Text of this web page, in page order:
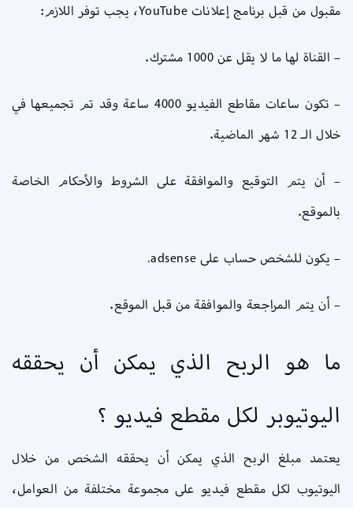
مقبول من قبل برنامج إعلانات YouTube، يجب توفر اللازم:
– القناة لها ما لا يقل عن 1000 مشترك.
– تكون ساعات مقاطع الفيديو 4000 ساعة وقد تم تجميعها في
خلال الـ 12 شهر الماضية.
– أن يتم التوقيع والموافقة على الشروط والأحكام الخاصة
بالموقع.
– يكون للشخص حساب على adsense.
– أن يتم المراجعة والموافقة من قبل الموقع.
ما هو الربح الذي يمكن أن يحققه
اليوتيوبر لكل مقطع فيديو ؟
يعتمد مبلغ الربح الذي يمكن أن يحققه الشخص من خلال
اليوتيوب لكل مقطع فيديو على مجموعة مختلفة من العوامل،